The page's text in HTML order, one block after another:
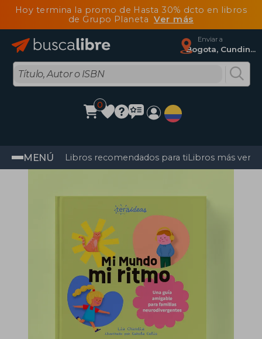
Hoy termina la promo de Hasta 30% dcto en libros
de Grupo Planeta Ver más
Enviar a
Bogota, Cundinamarca
0
MENÚ Libros recomendados para tiLibros más